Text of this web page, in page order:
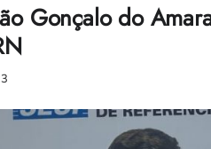
Gonçalo do